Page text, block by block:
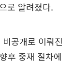
로 알려졌다.
공개로 이뤄진
후 중재 절차에